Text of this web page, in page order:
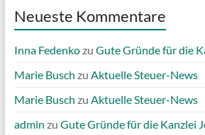
Neueste Kommentare
Inna Fedenkozu Gute Gründe für die
Marie Busch zu Aktuelle Steuer-News
Marie Busch zu Aktuelle Steuer-News
admin zu Gute Gründe für die Kanzlei